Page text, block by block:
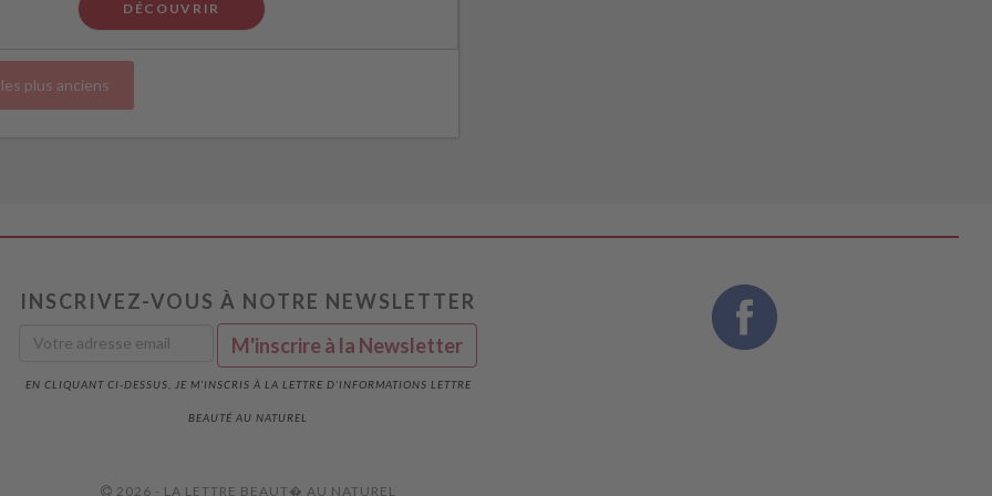
DÉCOUVRIR
plus anciens
INSCRIVEZ-VOUS À NOTRE NEWSLETTER
EN CLIQUANT CI-DESSUS, JE M'INSCRIS À LA LETTRE D'INFORMATIONS LETTRE
BEAUTÉ AU NATUREL
2026 - LA LETTRE BEAUT� AU NATUREL